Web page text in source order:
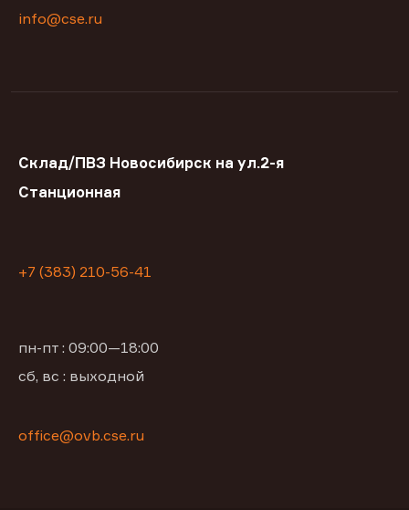
info@cse.ru
Склад/ПВЗ Новосибирск на ул.2-я
Станционная
+7 (383) 210-56-41
пн-пт : 09:00—18:00
сб, вс : выходной
office@ovb.cse.ru